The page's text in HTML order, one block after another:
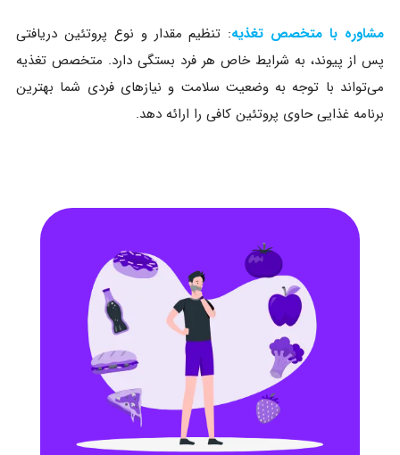
مشاوره با متخصص تغذیه: تنظیم مقدار و نوع پروتئین دریافتی
پس از پیوند، به شرایط خاص هر فرد بستگی دارد. متخصص تغذیه
می‌تواند با توجه به وضعیت سلامت و نیازهای فردی شما بهترین
برنامه غذایی حاوی پروتئین کافی را ارائه دهد.